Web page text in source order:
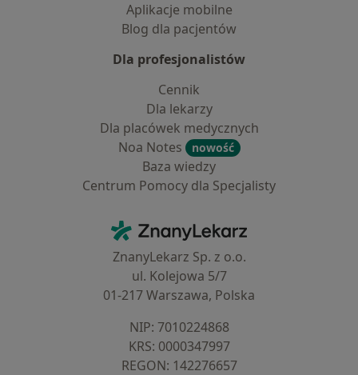
Aplikacje mobilne
Blog dla pacjentów
Dla profesjonalistów
Cennik
Dla lekarzy
Dla placówek medycznych
Noa Notes
nowość
Baza wiedzy
Centrum Pomocy dla Specjalisty
ZnanyLekarz - Strona główna
ZnanyLekarz Sp. z o.o.
ul. Kolejowa 5/7
01-217 Warszawa, Polska
NIP: ⁠7010224868
KRS: ⁠0000347997
REGON: ⁠142276657